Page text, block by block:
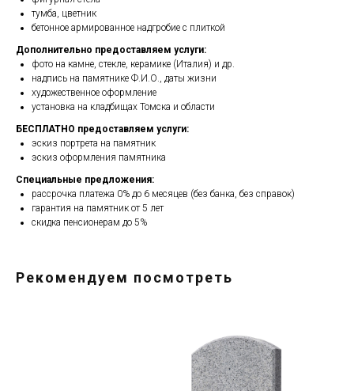
тумба, цветник
бетонное армированное надгробие с плиткой
Дополнительно предоставляем услуги:
фото на камне, стекле, керамике (Италия) и др.
надпись на памятнике Ф.И.О., даты жизни
художественное оформление
установка на кладбищах Томска и области
БЕСПЛАТНО предоставляем услуги:
эскиз портрета на памятник
эскиз оформления памятника
Специальные предложения:
рассрочка платежа 0% до 6 месяцев (без банка, без справок)
гарантия на памятник от 5 лет
скидка пенсионерам до 5%
Рекомендуем посмотреть